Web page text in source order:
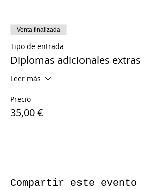
Venta finalizada
Tipo de entrada
Diplomas adicionales extras
Leer más
Precio
35,00 €
Compartir este evento